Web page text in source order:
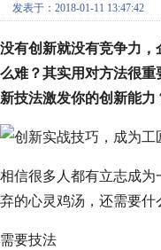
发表于：2018-01-11 13:47:42
没有创新就没有竞争力
么难？其实用对方法很
新技法激发你的创新能力
相信很多人都有立志成
弃的心灵鸡汤，还需要什
需要技法